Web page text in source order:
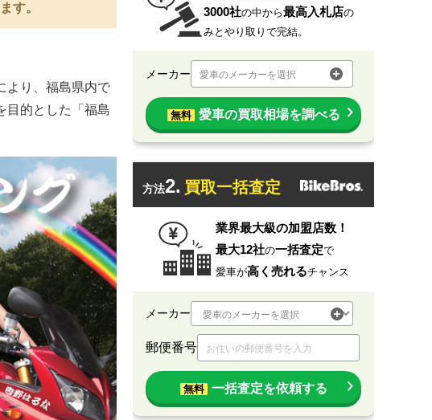
す。
より、福島県内で
目的とした「福島
3000社の中から最高入札店の
みとやり取りで完結。
メーカー 愛車のメーカーを選択
無料 愛車の買取相場を調べる
方法2. 買取一括査定
業界最大級の加盟店数！
最大12社の一括査定で
愛車が高く売れるチャンス
メーカー
郵便番号
無料 一括査定を依頼する